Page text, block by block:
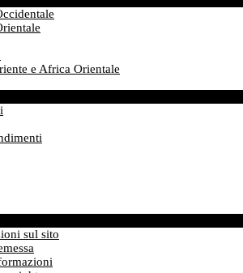
e Africa Orientale
sul sito